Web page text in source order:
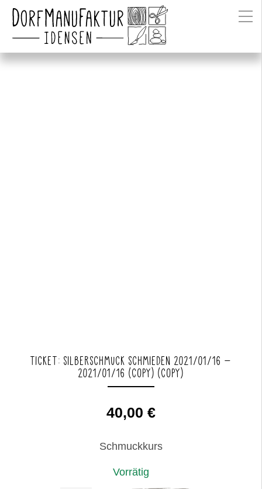
TICKET: SILBERSCHMUCK SCHMIEDEN 2021/01/16 –
2021/01/16 (COPY) (COPY)
40,00 €
Schmuckkurs
Vorrätig